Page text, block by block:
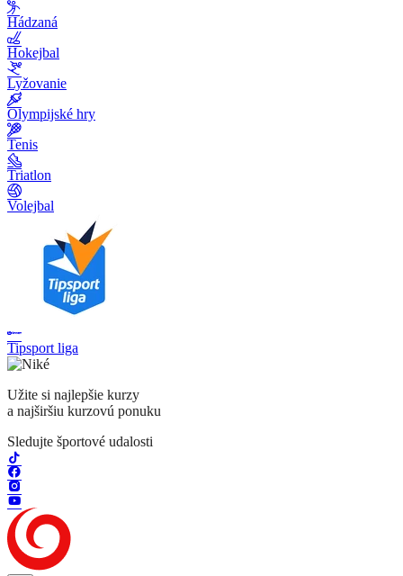
Hádzaná
Hokejbal
Lyžovanie
Olympijské hry
Tenis
Triatlon
Volejbal
Tipsport liga
Užite si najlepšie kurzy
a najširšiu kurzovú ponuku
Sledujte športové udalosti